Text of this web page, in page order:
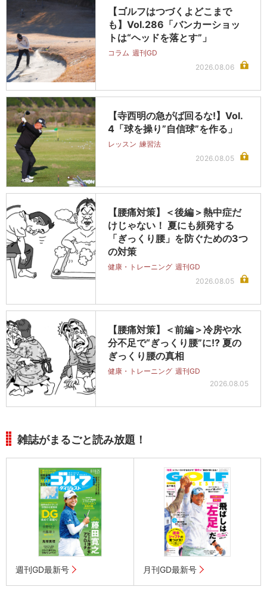
【ゴルフはつづくよどこまで
も】Vol.286「バンカーショッ
トは“ヘッドを落とす”」
コラム 週刊GD
2026.08.06
【寺西明の急がば回るな!】Vol.
4「球を操り”自信球”を作る」
レッスン 練習法
2026.08.05
【腰痛対策】＜後編＞熱中症だ
けじゃない！ 夏にも頻発する
「ぎっくり腰」を防ぐための3つ
の対策
健康・トレーニング 週刊GD
2026.08.05
【腰痛対策】＜前編＞冷房や水
分不足で“ぎっくり腰”に!? 夏の
ぎっくり腰の真相
健康・トレーニング 週刊GD
2026.08.05
雑誌がまるごと読み放題！
週刊GD最新号 月刊GD最新号